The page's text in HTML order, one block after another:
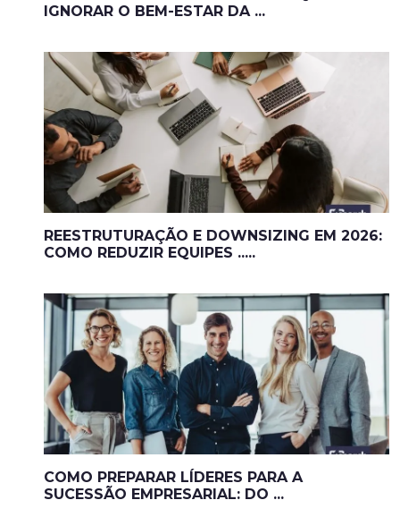
IGNORAR O BEM-ESTAR DA ...
REESTRUTURAÇÃO E DOWNSIZING EM 2026:
COMO REDUZIR EQUIPES .....
COMO PREPARAR LÍDERES PARA A
SUCESSÃO EMPRESARIAL: DO ...